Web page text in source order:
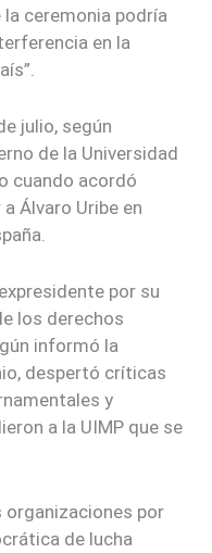
la ceremonia podría
en la
julio, según
de la Universidad
cuando acordó
Álvaro Uribe en
por su
los derechos
informó la
despertó críticas
y
a la UIMP que se
organizaciones por
de lucha